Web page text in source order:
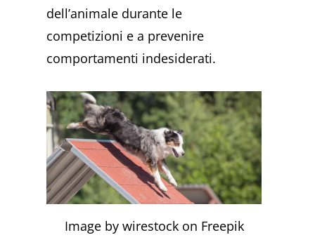
dell’animale durante le
competizioni e a prevenire
comportamenti indesiderati.
Image by wirestock on Freepik